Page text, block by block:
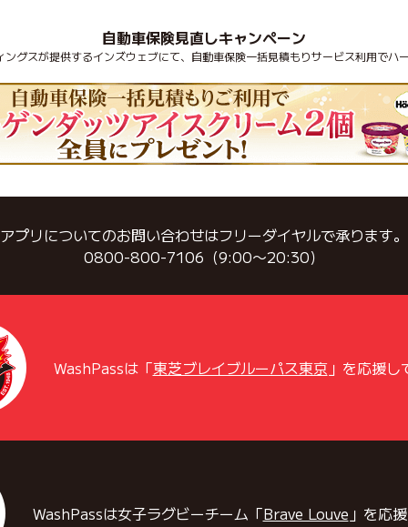
自動車保険見直しキャンペーン
グスが提供するインズウェブにて、自動車保険一括見積もりサービス利用でハ
アプリについてのお問い合わせはフリーダイヤルで承ります。
0800-800-7106（9:00〜20:30）
WashPassは「東芝ブレイブルーパス東京」を応援し
WashPassは女子ラグビーチーム「Brave Louve 」を応